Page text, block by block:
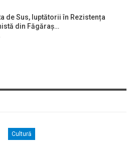
de Sus, luptătorii în Rezistența
din Făgăraș…
Cultură